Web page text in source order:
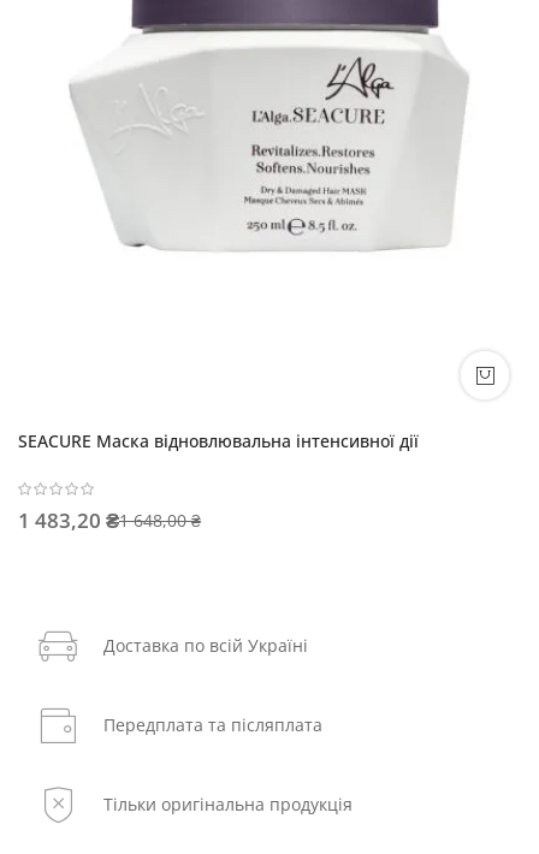
SEACURE Маска відновлювальна інтенсивної дії
1 483,20 ₴1 648,00 ₴
Доставка по всій Україні
Передплата та післяплата
Тільки оригінальна продукція